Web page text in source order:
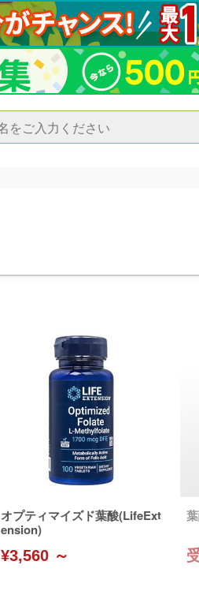
オプティマイズド葉酸(LifeExt
ension)
¥3,560 ～